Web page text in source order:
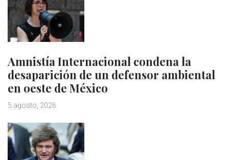
Amnistía Internacional condena la
desaparición de un defensor ambiental
en oeste de México
5 agosto, 2026